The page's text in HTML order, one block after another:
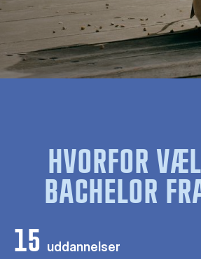
HVORFOR
BACHELOR
15 uddannelser